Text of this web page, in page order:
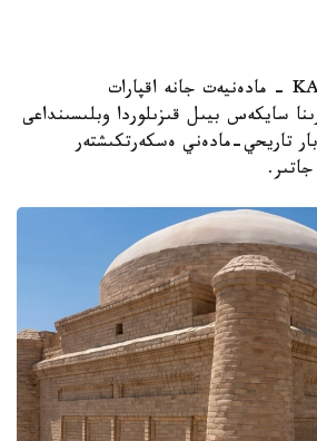
قىزىلوردا. KAZINFORM - مادەنيەت جانە اقپارات
سايكەس بيىل قىزىلوردا وبلىسىنداعى
تاريحي-مادەني ەسكەرتكىشتەر